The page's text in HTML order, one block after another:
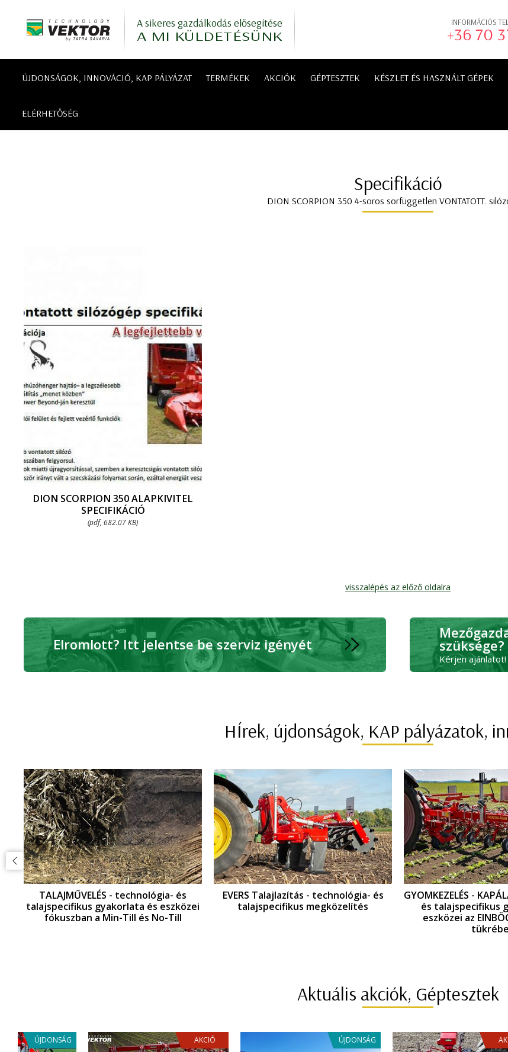
A sikeres gazdálkodás elősegítése
A MI KÜLDETÉSÜNK
INFORMÁCIÓS
+36 70
ÚJDONSÁGOK, INNOVÁCIÓ, KAP PÁLYÁZAT TERMÉKEK AKCIÓK GÉPTESZTEK KÉSZLET ÉS HASZNÁLT GÉPEK
ELÉRHETŐSÉG
Specifikáció
DION SCORPION 350 4-soros sorfüggetlen VONTATOTT.
DION SCORPION 350 ALAPKIVITEL
SPECIFIKÁCIÓ
(pdf, 682.07 KB)
visszalépés az előző oldalra
Elromlott? Itt jelentse be szerviz igényét szüksége?
Kérjen ajánlatot!
HÍrek, újdonságok, KAP pályázatok,
TALAJMŰVELÉS - technológia- és
talajspecifikus gyakorlata és eszközei
fókuszban a Min-Till és No-Till
EVERS Talajlazítás - technológia- és
talajspecifikus megközelítés
GYOMKEZELÉS -
és talajspecifikus
eszközei az
Aktuális akciók, Géptesztek
AKCIÓ AKCIÓ